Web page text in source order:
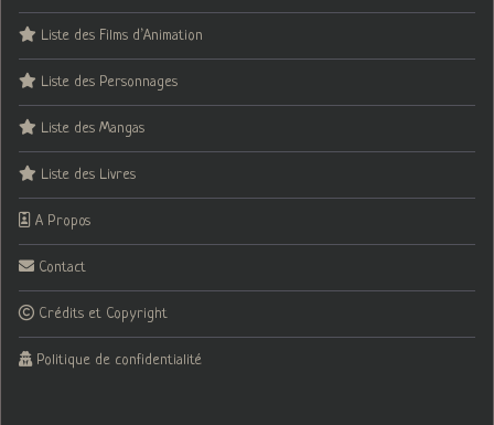
Liste des Films d’Animation
Liste des Personnages
Liste des Mangas
Liste des Livres
A Propos
Contact
Crédits et Copyright
Politique de confidentialité